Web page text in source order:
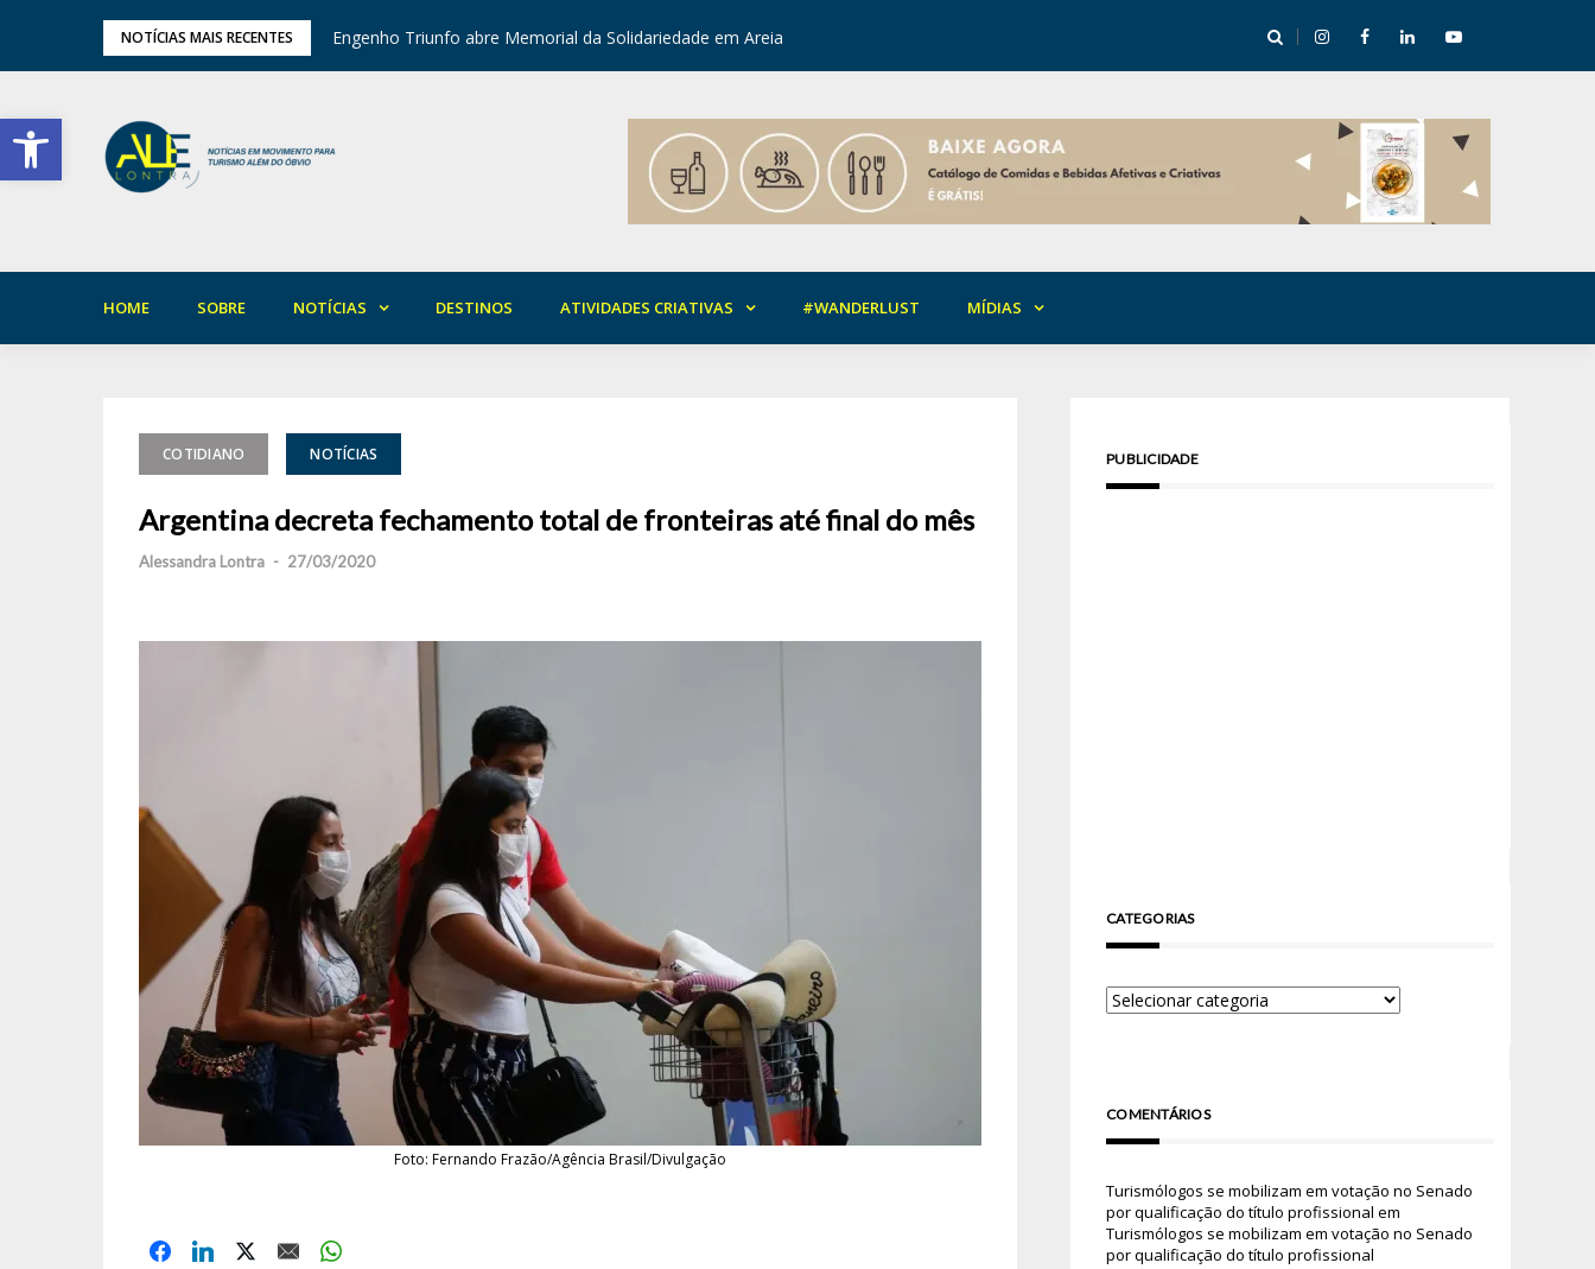
Barra de Ferramentas Aberta
NOTÍCIAS MAIS RECENTES
de Inverno das Serras Engenho Triunfo abre Memorial da Solidariedade em Areia Mirian Rocha abre mentoria de storytelling com 10 vagas
HOME SOBRE NOTÍCIAS DESTINOS ATIVIDADES CRIATIVAS #WANDERLUST MÍDIAS
COTIDIANO NOTÍCIAS
Argentina decreta fechamento total de fronteiras até final do mês
Alessandra Lontra - 27/03/2020
Foto: Fernando Frazão/Agência Brasil/Divulgação
PUBLICIDADE
CATEGORIAS
COMENTÁRIOS
Turismólogos se mobilizam em votação no Senado
por qualificação do título profissional em
Turismólogos se mobilizam em votação no Senado
por qualificação do título profissional